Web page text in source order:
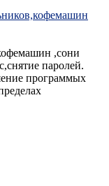
,сони
паролей.
программых